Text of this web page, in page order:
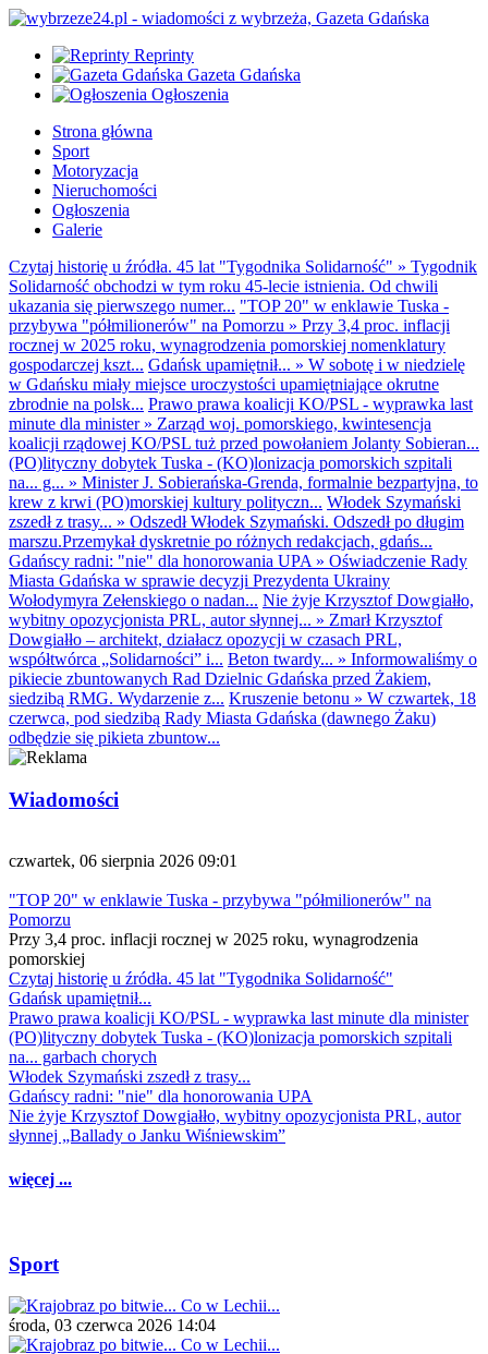
Reprinty
Gazeta Gdańska
Ogłoszenia
Strona główna
Sport
Motoryzacja
Nieruchomości
Ogłoszenia
Galerie
Czytaj historię u źródła. 45 lat "Tygodnika Solidarność" » Tygodnik
Solidarność obchodzi w tym roku 45-lecie istnienia. Od chwili
ukazania się pierwszego numer... "TOP 20" w enklawie Tuska -
przybywa "półmilionerów" na Pomorzu » Przy 3,4 proc. inflacji
rocznej w 2025 roku, wynagrodzenia pomorskiej nomenklatury
gospodarczej kszt... Gdańsk upamiętnił... » W sobotę i w niedzielę
w Gdańsku miały miejsce uroczystości upamiętniające okrutne
zbrodnie na polsk... Prawo prawa koalicji KO/PSL - wyprawka last
minute dla minister» Zarząd woj. pomorskiego, kwintesencja
koalicji rządowej KO/PSL tuż przed powołaniem Jolanty Sobieran...
(PO)lityczny dobytek Tuska - (KO)lonizacja pomorskich szpitali
na... g... » Minister J. Sobierańska-Grenda, formalnie bezpartyjna, to
krew z krwi (PO)morskiej kultury polityczn... Włodek Szymański
zszedł z trasy... » Odszedł Włodek Szymański. Odszedł po długim
marszu.Przemykał dyskretnie po różnych redakcjach, gdańs...
Gdańscy radni: "nie" dla honorowania UPA » Oświadczenie Rady
Miasta Gdańska w sprawie decyzji Prezydenta Ukrainy
Wołodymyra Zełenskiego o nadan... Nie żyje Krzysztof Dowgiałło,
wybitny opozycjonista PRL, autor słynnej... » Zmarł Krzysztof
Dowgiałło – architekt, działacz opozycji w czasach PRL,
współtwórca „Solidarności” i... Beton twardy... » Informowaliśmy o
pikiecie zbuntowanych Rad Dzielnic Gdańska przed Żakiem,
siedzibą RMG. Wydarzenie z... Kruszenie betonu » W czwartek, 18
czerwca, pod siedzibą Rady Miasta Gdańska (dawnego Żaku)
odbędzie się pikieta zbuntow...
Wiadomości
czwartek, 06 sierpnia 2026 09:01
"TOP 20" w enklawie Tuska - przybywa "półmilionerów" na
Pomorzu
Przy 3,4 proc. inflacji rocznej w 2025 roku, wynagrodzenia
pomorskiej
Czytaj historię u źródła. 45 lat "Tygodnika Solidarność"
Gdańsk upamiętnił...
Prawo prawa koalicji KO/PSL - wyprawka last minute dla minister
(PO)lityczny dobytek Tuska - (KO)lonizacja pomorskich szpitali
na... garbach chorych
Włodek Szymański zszedł z trasy...
Gdańscy radni: "nie" dla honorowania UPA
Nie żyje Krzysztof Dowgiałło, wybitny opozycjonista PRL, autor
słynnej „Ballady o Janku Wiśniewskim”
więcej ...
Sport
środa, 03 czerwca 2026 14:04